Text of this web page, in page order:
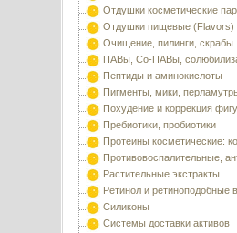
Отдушки косметические
Отдушки пищевые (Flavors)
Очищение, пилинги, скрабы
ПАВы, Со-ПАВы,
Пептиды и аминокислоты
Пигменты, мики,
Похудение и коррекция
Пребиотики, пробиотики
Протеины косметические:
Противовоспалительные,
Растительные экстракты
Ретинол и ретиноподобные
Силиконы
Системы доставки активов